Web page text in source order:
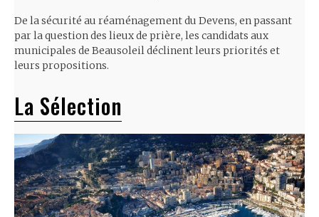
De la sécurité au réaménagement du Devens, en passant
par la question des lieux de prière, les candidats aux
municipales de Beausoleil déclinent leurs priorités et
leurs propositions.
La Sélection